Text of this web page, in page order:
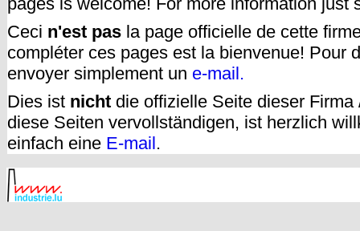
Ceci n'est pas la page officielle de cette
compléter ces pages est la bienvenue! Pour
envoyer simplement un e-mail.
Dies ist nicht die offizielle Seite dieser
diese Seiten vervollständigen, ist herzlich
einfach eine E-mail.